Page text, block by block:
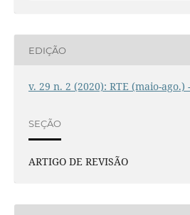
EDIÇÃO
v. 29 n. 2 (2020): RTE (maio-
SEÇÃO
ARTIGO DE REVISÃO